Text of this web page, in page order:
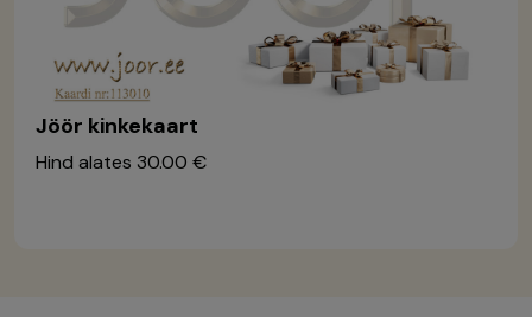
Jöör kinkekaart
Hind alates 30.00 €